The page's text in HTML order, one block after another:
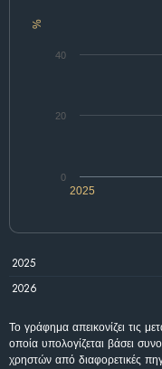
%
2025
0
20
40
2025
2026
Το γράφημα απεικονίζει τις
οποία υπολογίζεται βάσει
χρηστών από διαφορετικές